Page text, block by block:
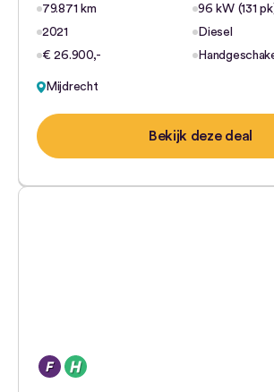
79.871 km
96 kW (131
2021
Diesel
€ 26.900,-
Mijdrecht
Bekijk deze deal